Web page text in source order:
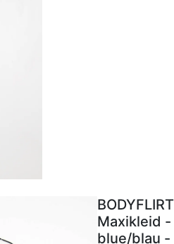
BODYFLIRT
Maxikleid -
blue/blau -